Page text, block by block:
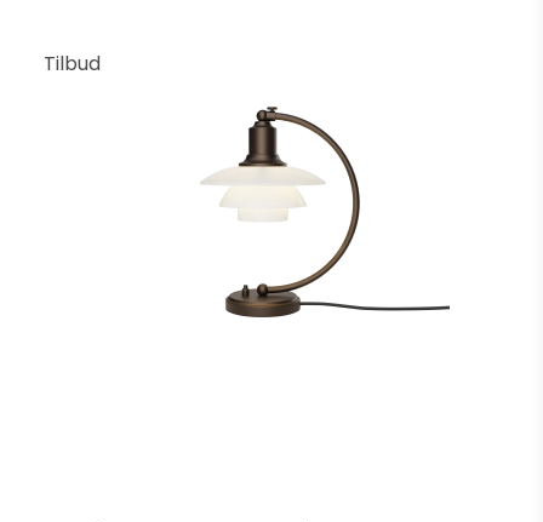
Tilbud